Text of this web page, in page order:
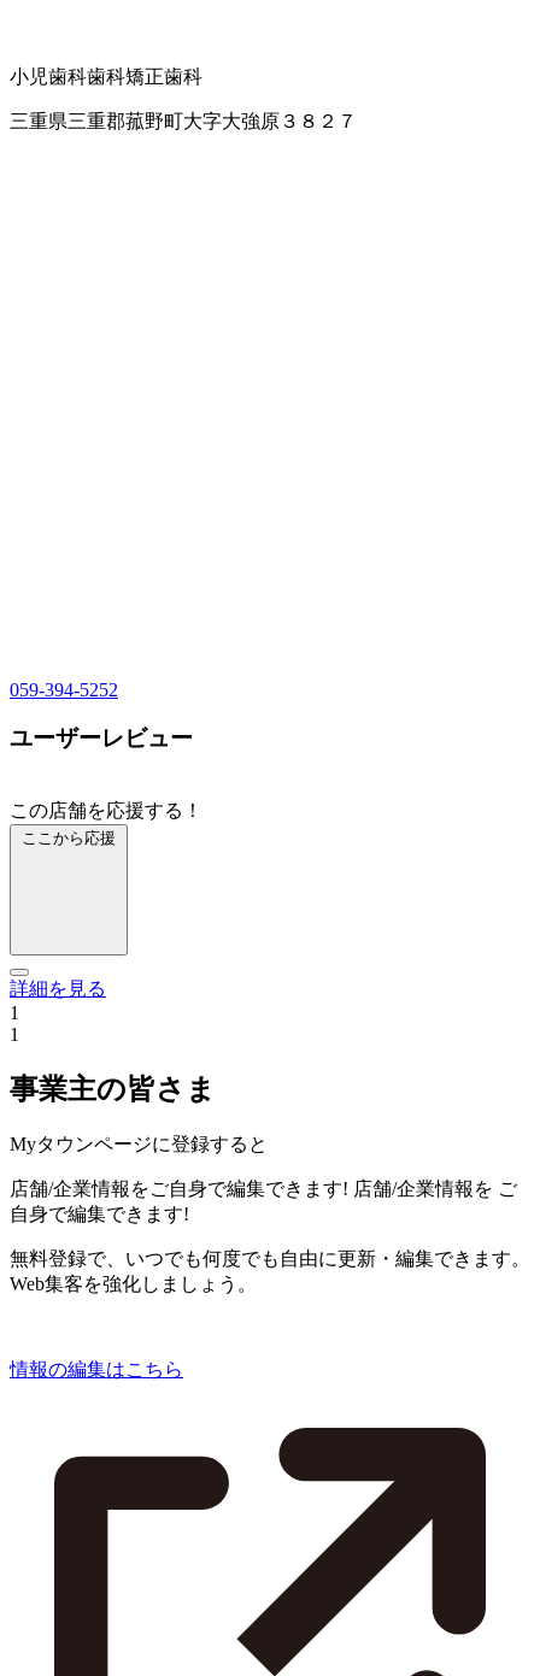
小児歯科歯科矯正歯科
三重県三重郡菰野町大字大強原３８２７
059-394-5252
ユーザーレビュー
この店舗を応援する！
ここから応援
詳細を見る
1
1
事業主の皆さま
Myタウンページに登録すると
店舗/企業情報をご自身で編集できます! 店舗/企業情報を ご
自身で編集できます!
無料登録で、いつでも何度でも自由に更新・編集できます。
Web集客を強化しましょう。
情報の編集はこちら